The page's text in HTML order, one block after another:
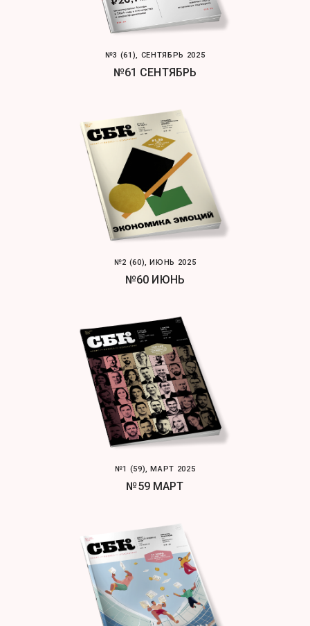
№3 (61), СЕНТЯБРЬ 2025
№61 СЕНТЯБРЬ
№2 (60), ИЮНЬ 2025
№60 ИЮНЬ
№1 (59), МАРТ 2025
№59 МАРТ